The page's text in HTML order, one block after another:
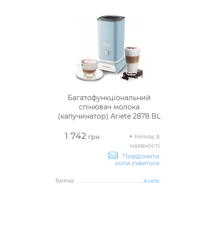
Багатофункціональний
спінювач молока
(капучинатор) Ariete 2878 BL
1 742 грн
Немає в
наявності
Повідомити
коли з'явиться
Бренд: Ariete